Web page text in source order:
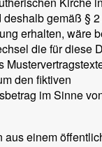
gemäß §
erhalten, wäre
die für diese
den fiktiven
im Sinne
aus einem